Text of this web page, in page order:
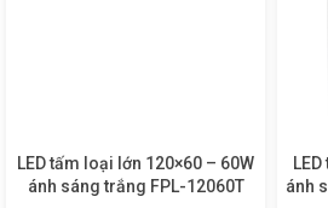
LED tấm loại lớn 120×60 – 60W
ánh sáng trắng FPL-12060T
ánh